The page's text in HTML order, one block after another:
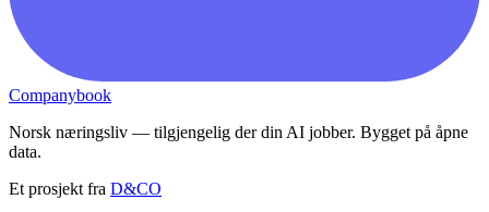
Companybook
Norsk næringsliv — tilgjengelig der din AI jobber. Bygget på åpne
data.
Et prosjekt fra D&CO